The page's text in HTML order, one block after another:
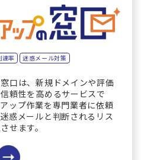
達率 迷惑メール対策
口は、新規ドメインや評価
頼性を高めるサービスで
ップ作業を専門業者に依頼
惑メールと判断されるリス
せます。